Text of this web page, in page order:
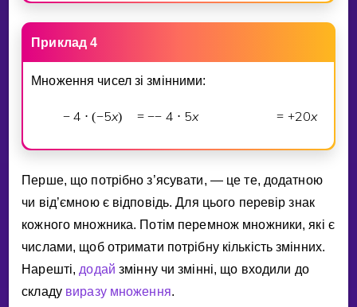
Приклад 4
Множення чисел зi змiнними:
− 4 ⋅ (−5x) = −− 4 ⋅ 5x = +20x
Перше, що потрiбно з’ясувати, — це те, додатною
чи вiд’ємною є вiдповiдь. Для цього перевiр знак
кожного множника. Потiм перемнож множники, якi є
числами, щоб отримати потрiбну кiлькiсть змiнних.
Нарештi, додай змiнну чи змiннi, що входили до
складу виразу множення.